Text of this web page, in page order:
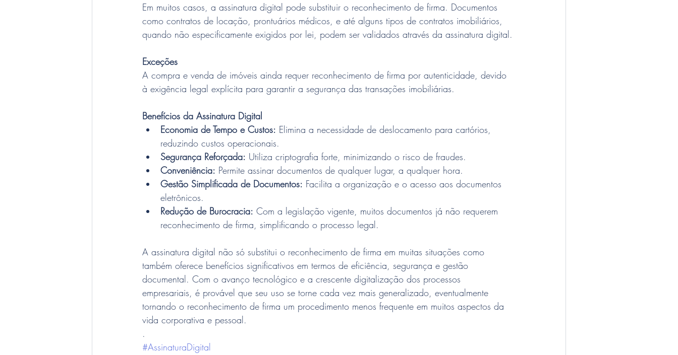
Em muitos casos, a assinatura digital pode substituir o reconhecimento de firma. Documentos
como contratos de locação, prontuários médicos, e até alguns tipos de contratos imobiliários,
quando não especificamente exigidos por lei, podem ser validados através da assinatura digital.
Exceções
A compra e venda de imóveis ainda requer reconhecimento de firma por autenticidade, devido
à exigência legal explícita para garantir a segurança das transações imobiliárias.
Benefícios da Assinatura Digital
Economia de Tempo e Custos: Elimina a necessidade de deslocamento para cartórios,
reduzindo custos operacionais.
Segurança Reforçada: Utiliza criptografia forte, minimizando o risco de fraudes.
Conveniência: Permite assinar documentos de qualquer lugar, a qualquer hora.
Gestão Simplificada de Documentos: Facilita a organização e o acesso aos documentos
eletrônicos.
Redução de Burocracia: Com a legislação vigente, muitos documentos já não requerem
reconhecimento de firma, simplificando o processo legal.
A assinatura digital não só substitui o reconhecimento de firma em muitas situações como
também oferece benefícios significativos em termos de eficiência, segurança e gestão
documental. Com o avanço tecnológico e a crescente digitalização dos processos
empresariais, é provável que seu uso se torne cada vez mais generalizado, eventualmente
tornando o reconhecimento de firma um procedimento menos frequente em muitos aspectos da
vida corporativa e pessoal.
.
#AssinaturaDigital